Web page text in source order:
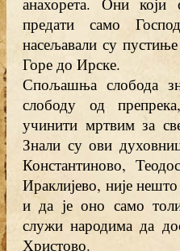
предати само
насељавали су
Горе до Ирске.
Спољашња слобода
слободу од
учинити мртвим за
Знали су ови
Константиново,
Ираклијево, није
и да је оно само
служи народима да
Христово.